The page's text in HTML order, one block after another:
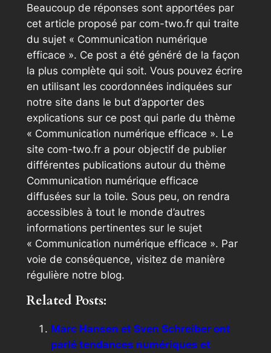
Beaucoup de réponses sont apportées par
cet article proposé par com-two.fr qui traite
du sujet « Communication numérique
efficace ». Ce post a été généré de la façon
la plus complète qui soit. Vous pouvez écrire
en utilisant les coordonnées indiquées sur
notre site dans le but d’apporter des
explications sur ce post qui parle du thème
« Communication numérique efficace ». Le
site com-two.fr a pour objectif de publier
différentes publications autour du thème
Communication numérique efficace
diffusées sur la toile. Sous peu, on rendra
accessibles à tout le monde d’autres
informations pertinentes sur le sujet
« Communication numérique efficace ». Par
voie de conséquence, visitez de manière
régulière notre blog.
Related Posts:
Marc Hansen et Sven Schreiber ont
parlé tendances numériques et